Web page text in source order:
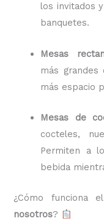
los invitados
banquetes.
Mesas
más
más espacio
Mesas de
cocteles,
Permiten a
bebida
¿Cómo funciona
nosotros?